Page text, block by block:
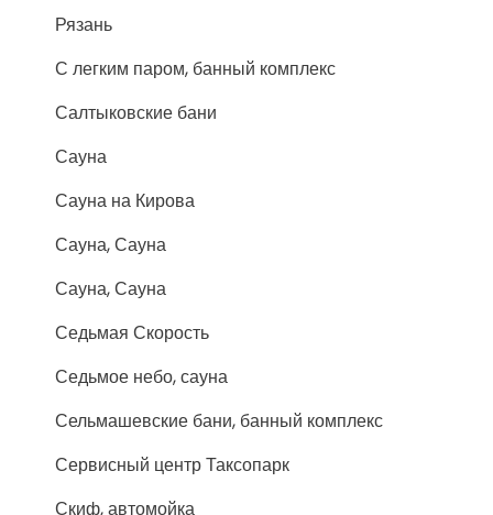
Рязань
С легким паром, банный комплекс
Салтыковские бани
Сауна
Сауна на Кирова
Сауна, Сауна
Сауна, Сауна
Седьмая Скорость
Седьмое небо, сауна
Сельмашевские бани, банный комплекс
Сервисный центр Таксопарк
Скиф, автомойка